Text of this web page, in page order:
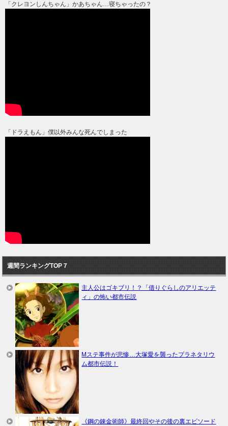
「クレヨンしんちゃん」かあちゃん…寝ちゃったの？
「ドラえもん」僕以外みんな死んでしまった
週間ランキングTOP７
主人公はゴキブリ！？「借りぐらしのアリエッテ
ィ」の怖い都市伝説
Mステ事件が悲惨…大塚愛を襲ったプラネタリウ
ム都市伝説！
《鋼の錬金術師》最終回やその後の裏エピソード